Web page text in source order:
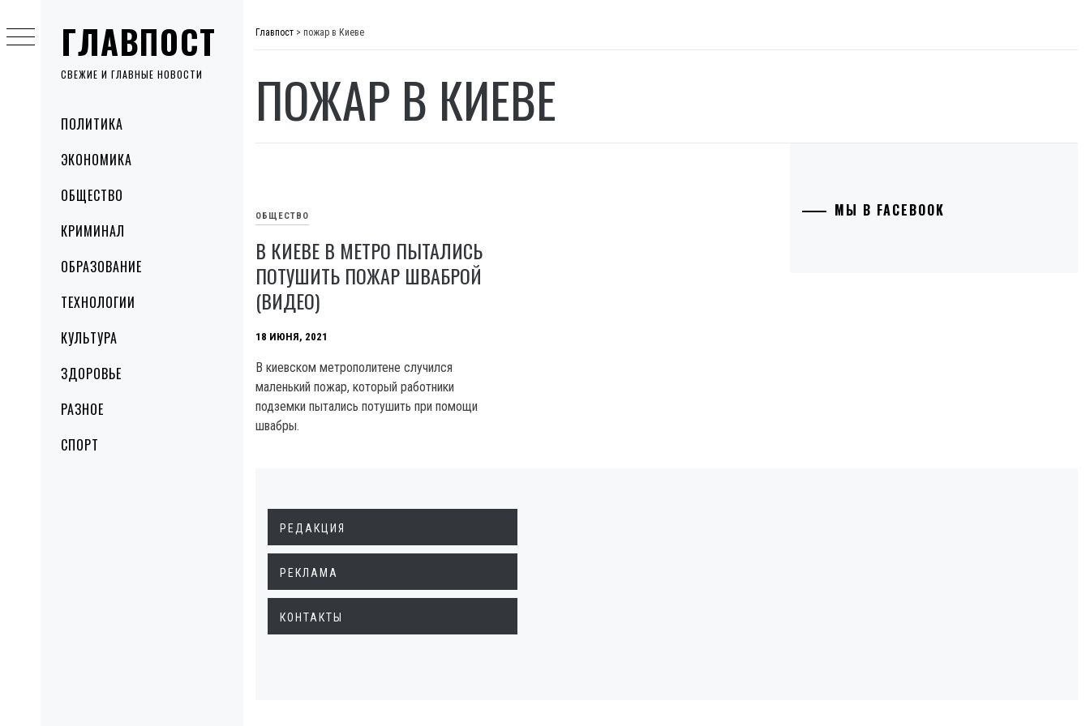
ГЛАВПОСТ
СВЕЖИЕ И ГЛАВНЫЕ НОВОСТИ
MenuПОЛИТИКА
ЭКОНОМИКА
ОБЩЕСТВО
КРИМИНАЛ
ОБРАЗОВАНИЕ
ТЕХНОЛОГИИ
КУЛЬТУРА
ЗДОРОВЬЕ
РАЗНОЕ
СПОРТ
to
content
Главпост > пожар в Киеве
ПОЖАР В КИЕВЕ
ОБЩЕСТВО
В КИЕВЕ В МЕТРО ПЫТАЛИСЬ
ПОТУШИТЬ ПОЖАР ШВАБРОЙ
(ВИДЕО)
18 ИЮНЯ, 2021
В киевском метрополитене случился
маленький пожар, который работники
подземки пытались потушить при помощи
швабры.
МЫ В FACEBOOK
РЕДАКЦИЯ
РЕКЛАМА
КОНТАКТЫ